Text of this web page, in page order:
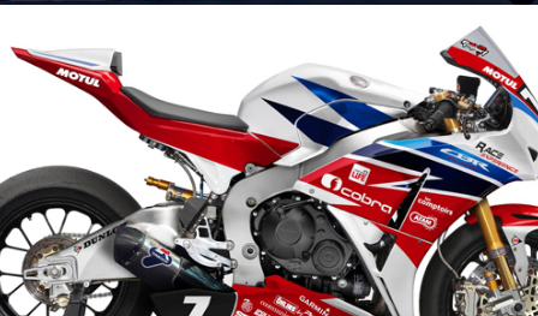
PRESSE
accéder à la billetterie